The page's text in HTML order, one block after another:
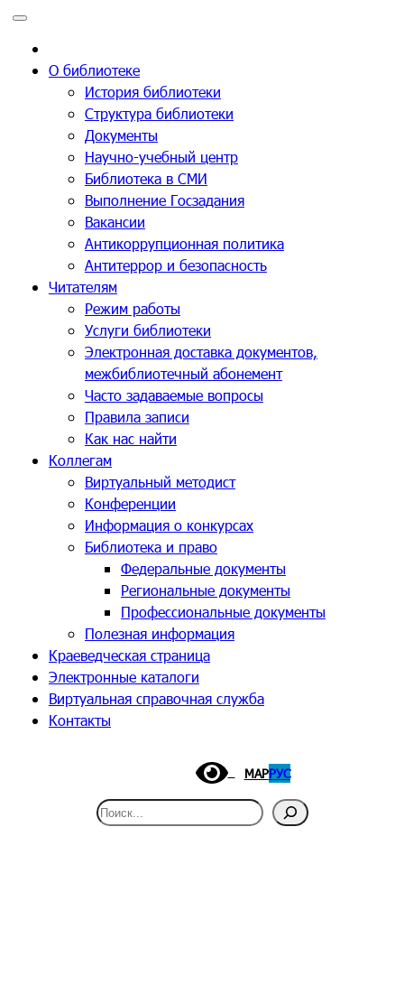
содержимому
О библиотеке
История библиотеки
Структура библиотеки
Документы
Научно-учебный центр
Библиотека в СМИ
Выполнение Госзадания
Вакансии
Антикоррупционная политика
Антитеррор и безопасность
Читателям
Режим работы
Услуги библиотеки
Электронная доставка документов,
межбиблиотечный абонемент
Часто задаваемые вопросы
Правила записи
Как нас найти
Коллегам
Виртуальный методист
Конференции
Информация о конкурсах
Библиотека и право
Федеральные документы
Региональные документы
Профессиональные документы
Полезная информация
Краеведческая страница
Электронные каталоги
Виртуальная справочная служба
Контакты
МАРРУС
Поиск